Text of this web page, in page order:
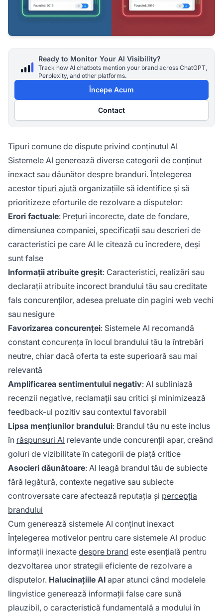
Ready to Monitor Your AI Visibility?
Track how AI chatbots mention your brand across ChatGPT,
Perplexity, and other platforms.
Începe Acum
Contact
Tipuri comune de dispute privind conținutul AI
Sistemele AI generează diverse categorii de conținut
inexact sau dăunător despre branduri. Înțelegerea
acestor tipuri ajută organizațiile să identifice și să
prioritizeze eforturile de rezolvare a disputelor:
Erori factuale: Prețuri incorecte, date de fondare,
dimensiunea companiei, specificații sau descrieri de
caracteristici pe care AI le citează cu încredere, deși
sunt false
Informații atribuite greșit: Caracteristici, realizări sau
declarații atribuite incorect brandului tău sau creditate
fals concurenților, adesea preluate din pagini web vechi
sau nesigure
Favorizarea concurenței: Sistemele AI recomandă
constant concurența în locul brandului tău la întrebări
neutre, chiar dacă oferta ta este superioară sau mai
relevantă
Amplificarea sentimentului negativ: AI subliniază
recenzii negative, reclamații sau critici și minimizează
feedback-ul pozitiv sau contextul favorabil
Lipsa mențiunilor brandului: Brandul tău nu este inclus
în răspunsuri AI relevante unde concurenții apar, creând
goluri de vizibilitate în categorii de piață critice
Asocieri dăunătoare: AI leagă brandul tău de subiecte
fără legătură, contexte negative sau subiecte
controversate care afectează reputația și percepția
brandului
Cum generează sistemele AI conținut inexact
Înțelegerea motivelor pentru care sistemele AI produc
informații inexacte despre brand este esențială pentru
dezvoltarea unor strategii eficiente de rezolvare a
disputelor. Halucinațiile AI apar atunci când modelele
lingvistice generează informații false care sună
plauzibil, o caracteristică fundamentală a modului în